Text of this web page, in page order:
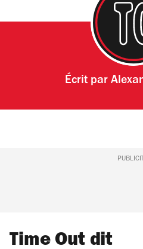
Écrit par
Time Out dit